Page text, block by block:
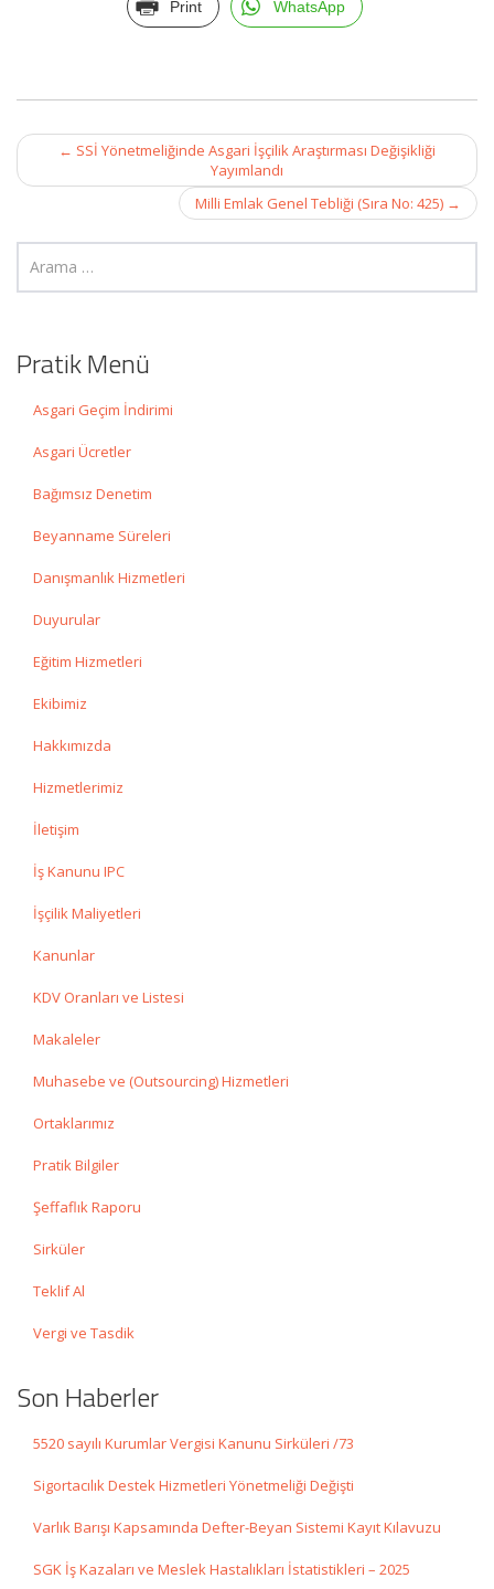
Print WhatsApp
Post
navigation
← SSİ Yönetmeliğinde Asgari İşçilik Araştırması Değişikliği
Yayımlandı
Milli Emlak Genel Tebliği (Sıra No: 425) →
Pratik Menü
Asgari Geçim İndirimi
Asgari Ücretler
Bağımsız Denetim
Beyanname Süreleri
Danışmanlık Hizmetleri
Duyurular
Eğitim Hizmetleri
Ekibimiz
Hakkımızda
Hizmetlerimiz
İletişim
İş Kanunu IPC
İşçilik Maliyetleri
Kanunlar
KDV Oranları ve Listesi
Makaleler
Muhasebe ve (Outsourcing) Hizmetleri
Ortaklarımız
Pratik Bilgiler
Şeffaflık Raporu
Sirküler
Teklif Al
Vergi ve Tasdik
Son Haberler
5520 sayılı Kurumlar Vergisi Kanunu Sirküleri /73
Sigortacılık Destek Hizmetleri Yönetmeliği Değişti
Varlık Barışı Kapsamında Defter-Beyan Sistemi Kayıt Kılavuzu
SGK İş Kazaları ve Meslek Hastalıkları İstatistikleri – 2025